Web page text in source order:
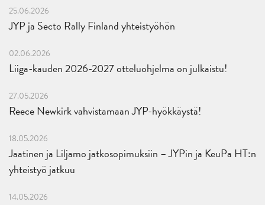
25.06.2026
JYP ja Secto Rally Finland yhteistyöhön
02.06.2026
Liiga-kauden 2026-2027 otteluohjelma on julkaistu!
27.05.2026
Reece Newkirk vahvistamaan JYP-hyökkäystä!
18.05.2026
Jaatinen ja Liljamo jatkosopimuksiin – JYPin ja KeuPa HT:n
yhteistyö jatkuu
14.05.2026